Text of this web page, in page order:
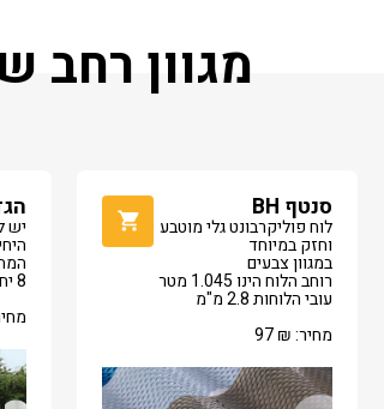
מגוון רחב
סנטף BH
לוח פוליקרבונט גלי מוטבע
וחזק במיוחד
במגוון צבעים
רוחב הלוח הינו 1.045 מטר
עובי הלוחות 2.8 מ"מ
מחיר:
97₪
יש
8 יחידות (מטר רץ)